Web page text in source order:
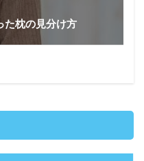
た枕の見分け方